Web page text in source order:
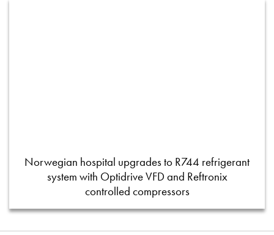
Norwegian hospital upgrades to R744 refrigerant
system with Optidrive VFD and Reftronix
controlled compressors